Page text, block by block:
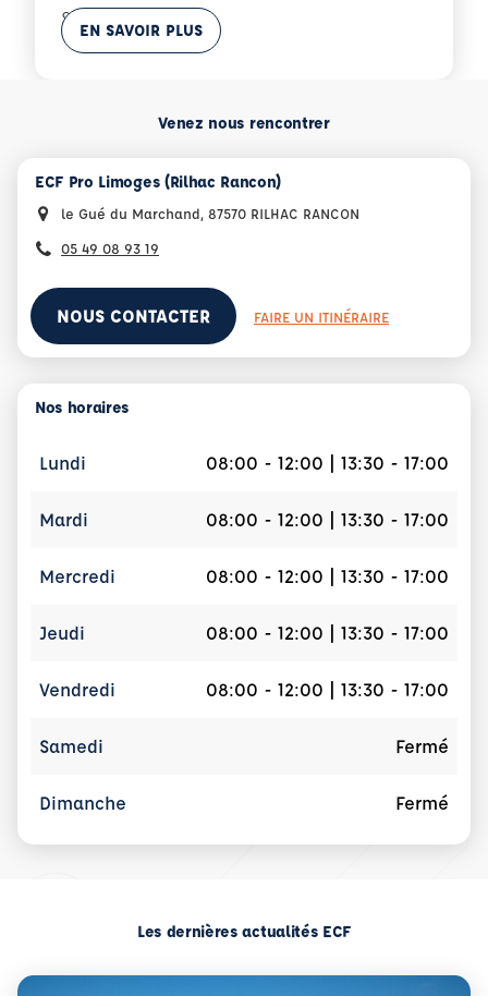
Sécurité Intérim.
En savoir plus
EN SAVOIR PLUS
Venez nous rencontrer
ECF Pro Limoges (Rilhac Rancon)
le Gué du Marchand, 87570 RILHAC RANCON
05 49 08 93 19
NOUS CONTACTER FAIRE UN ITINÉRAIRE
Nos horaires
Lundi 08:00 - 12:00 | 13:30 - 17:00
Mardi 08:00 - 12:00 | 13:30 - 17:00
Mercredi 08:00 - 12:00 | 13:30 - 17:00
Jeudi 08:00 - 12:00 | 13:30 - 17:00
Vendredi 08:00 - 12:00 | 13:30 - 17:00
Samedi Fermé
Dimanche Fermé
Les dernières actualités ECF